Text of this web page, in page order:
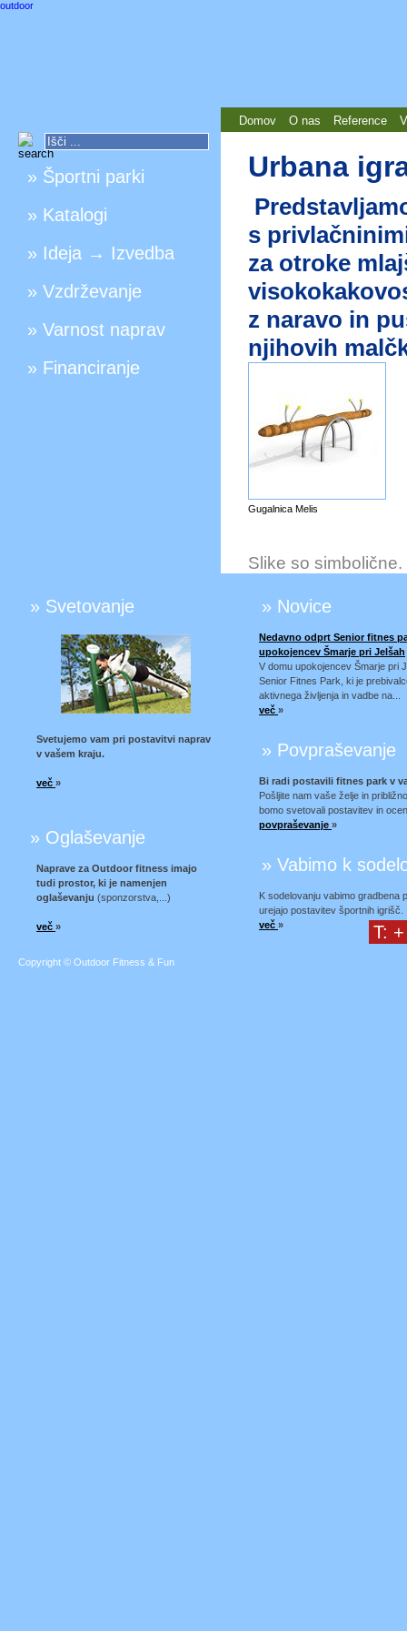
outdoor
Domov O nas Reference
» Športni parki
» Katalogi
» Ideja → Izvedba
» Vzdrževanje
» Varnost naprav
» Financiranje
Urbana
s
za otroke
z naravo in
njihovih
Gugalnica Melis
Slike so simbolične.
» Svetovanje
Svetujemo vam pri postavitvi naprav
v vašem kraju.
več »
» Oglaševanje
Naprave za Outdoor fitness imajo
tudi prostor, ki je namenjen
oglaševanju (sponzorstva,...)
več »
» Novice
Nedavno odprt Senior fitnes
upokojencev Šmarje pri Jelšah
V domu upokojencev Šmarje pri
Senior Fitnes Park, ki je
aktivnega življenja in vadbe na...
več »
» Povpraševanje
Bi radi postavili fitnes park v
Pošljite nam vaše želje in
bomo svetovali postavitev in
povpraševanje »
» Vabimo k
K sodelovanju vabimo gradbena
urejajo postavitev športnih igrišč.
več » T:
Copyright © Outdoor Fitness & Fun